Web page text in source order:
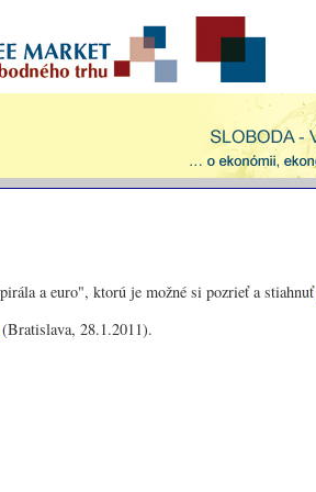
a euro", ktorú je možné si pozrieť a stiahnuť
(Bratislava, 28.1.2011).